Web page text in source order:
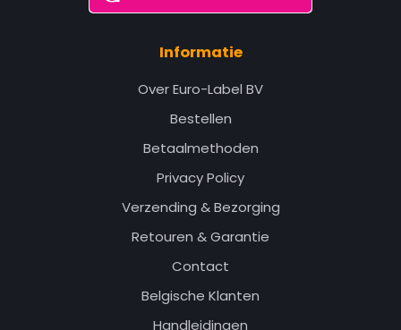
Informatie
Over Euro-Label BV
Bestellen
Betaalmethoden
Privacy Policy
Verzending & Bezorging
Retouren & Garantie
Contact
Belgische Klanten
Handleidingen